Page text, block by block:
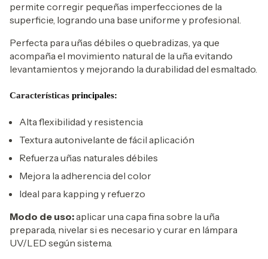
permite corregir pequeñas imperfecciones de la
superficie, logrando una base uniforme y profesional.
Perfecta para uñas débiles o quebradizas, ya que
acompaña el movimiento natural de la uña evitando
levantamientos y mejorando la durabilidad del esmaltado.
Características principales:
Alta flexibilidad y resistencia
Textura autonivelante de fácil aplicación
Refuerza uñas naturales débiles
Mejora la adherencia del color
Ideal para kapping y refuerzo
Modo de uso:aplicar una capa fina sobre la uña
preparada, nivelar si es necesario y curar en lámpara
UV/LED según sistema.